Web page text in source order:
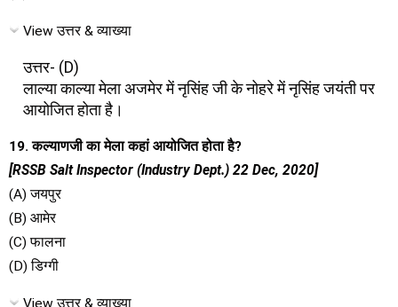
View उत्तर & व्याख्या
उत्तर- (D)
लाल्या काल्या मेला अजमेर में नृसिंह जी के नोहरे में नृसिंह जयंती पर
आयोजित होता है।
19. कल्याणजी का मेला कहां आयोजित होता है?
[RSSB Salt Inspector (Industry Dept.) 22 Dec, 2020]
(A) जयपुर
(B) आमेर
(C) फालना
(D) डिग्गी
View उत्तर & व्याख्या